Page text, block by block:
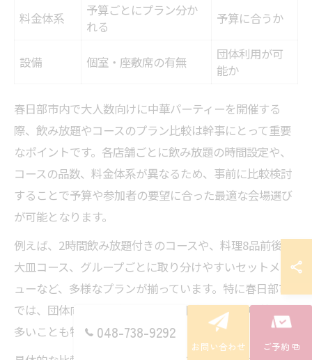
料金体系
予算ごとにプラン分か
れる
予算に合うか
設備 個室・座敷席の有無
団体利用が可
能か
春日部市内で大人数向けに中華パーティーを開催する
際、飲み放題やコースのプラン比較は幹事にとって重要
なポイントです。各店舗ごとに飲み放題の時間設定や、
コースの品数、料金体系が異なるため、事前に比較検討
することで予算や参加者の要望に合った最適な会場選び
が可能となります。
例えば、2時間飲み放題付きのコースや、料理8品前後の
大皿コース、グループごとに取り分けやすいセットメニ
ューなど、多様なプランが揃っています。特に春日部市
では、団体向けの個室や座敷席を用意している中華店が
多いことも特徴です。048-738-9292
お問い合わせ ご予約